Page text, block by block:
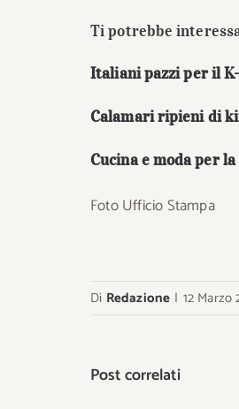
Ti potrebbe
Italiani pazzi per il
Calamari ripieni di
Cucina e moda per
Foto Ufficio Stampa
Di Redazione | 12 Marzo
Post correlati